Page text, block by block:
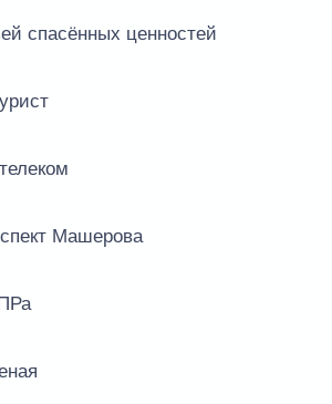
спасённых ценностей
Машерова